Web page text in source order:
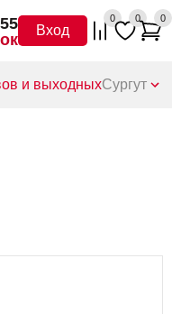
Вход
0 0 0
и выходныхСургут